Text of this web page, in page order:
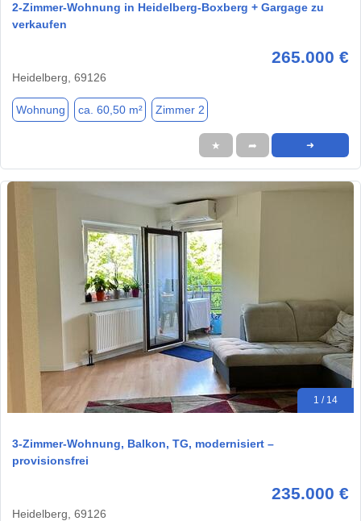
2-Zimmer-Wohnung in Heidelberg-Boxberg + Gargage zu
verkaufen
265.000 €
Heidelberg, 69126
Wohnung ca. 60,50 m² Zimmer 2
★ ➦ ➜
1 / 14
3-Zimmer-Wohnung, Balkon, TG, modernisiert –
provisionsfrei
235.000 €
Heidelberg, 69126